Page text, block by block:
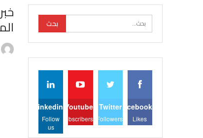
Facebook
Likes
Twitter
Followers
Youtube
Subscribers
Linkedin
Follow
us